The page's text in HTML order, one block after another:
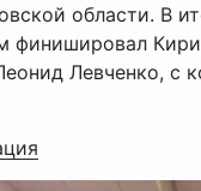
области. В
финишировал
Левченко, с